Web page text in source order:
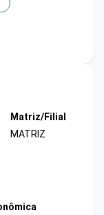
Matriz/Filial
MATRIZ